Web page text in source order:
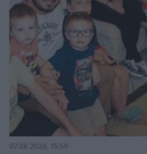
07.08.2026, 15:59